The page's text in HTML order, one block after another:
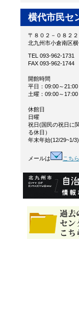
横代市民セ
〒８０２－０８２２
北九州市小倉南区
TEL 093-962-1731
FAX 093-962-1744
開館時間
平日：09:00～21:00
土曜：09:00～17:00
休館日
日曜
祝日(国民の祝日に
る休日）
年末年始(12/29~1/3)
メールは こち